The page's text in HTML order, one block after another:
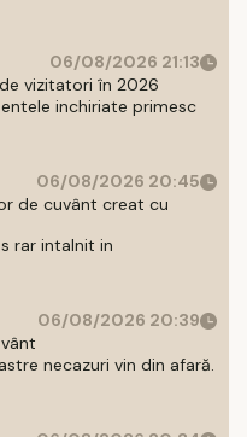
06/08/2026 21:13
vizitatori în 2026
inchiriate primesc
06/08/2026 20:45
de cuvânt creat cu
rar intalnit in
06/08/2026 20:39
necazuri vin din afară.